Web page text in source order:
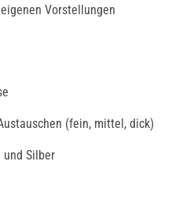
Vorstellungen
(fein, mittel, dick)
und Silber